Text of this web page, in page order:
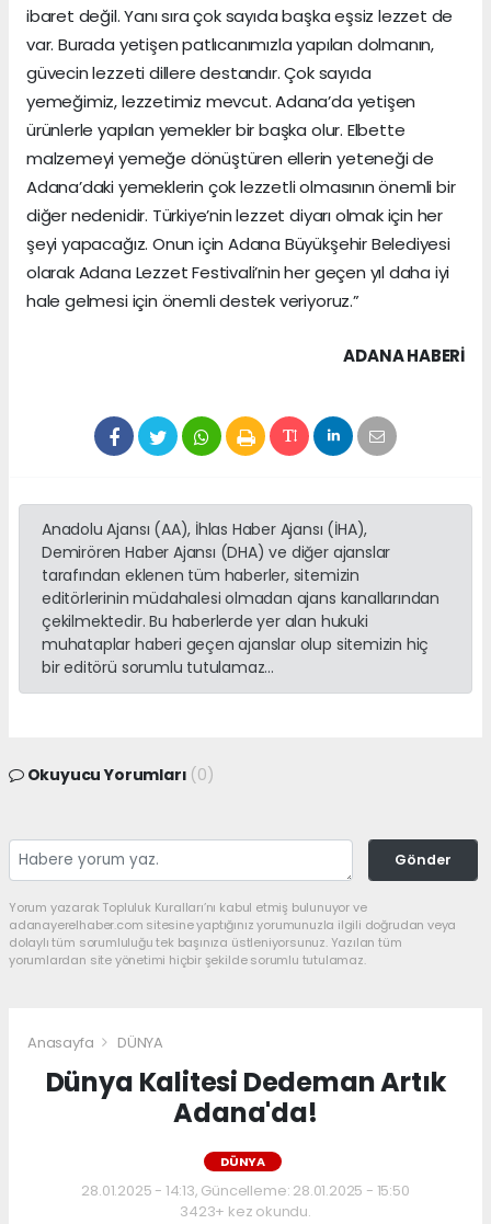
ibaret değil. Yanı sıra çok sayıda başka eşsiz lezzet de
var. Burada yetişen patlıcanımızla yapılan dolmanın,
güvecin lezzeti dillere destandır. Çok sayıda
yemeğimiz, lezzetimiz mevcut. Adana’da yetişen
ürünlerle yapılan yemekler bir başka olur. Elbette
malzemeyi yemeğe dönüştüren ellerin yeteneği de
Adana’daki yemeklerin çok lezzetli olmasının önemli bir
diğer nedenidir. Türkiye’nin lezzet diyarı olmak için her
şeyi yapacağız. Onun için Adana Büyükşehir Belediyesi
olarak Adana Lezzet Festivali’nin her geçen yıl daha iyi
hale gelmesi için önemli destek veriyoruz.”
ADANA HABERİ
Anadolu Ajansı (AA), İhlas Haber Ajansı (İHA),
Demirören Haber Ajansı (DHA) ve diğer ajanslar
tarafından eklenen tüm haberler, sitemizin
editörlerinin müdahalesi olmadan ajans kanallarından
çekilmektedir. Bu haberlerde yer alan hukuki
muhataplar haberi geçen ajanslar olup sitemizin hiç
bir editörü sorumlu tutulamaz...
Okuyucu Yorumları (0)
Gönder
Yorum yazarak Topluluk Kuralları’nı kabul etmiş bulunuyor ve
adanayerelhaber.com sitesine yaptığınız yorumunuzla ilgili doğrudan veya
dolaylı tüm sorumluluğu tek başınıza üstleniyorsunuz. Yazılan tüm
yorumlardan site yönetimi hiçbir şekilde sorumlu tutulamaz.
Anasayfa DÜNYA
Dünya Kalitesi Dedeman Artık
Adana'da!
DÜNYA
28.01.2025 - 14:13, Güncelleme: 28.01.2025 - 15:50
3423+ kez okundu.